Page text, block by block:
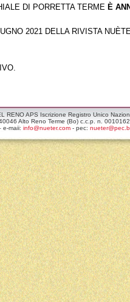
DI PORRETTA TERME È
2021 DELLA RIVISTA
RENO APS Iscrizione Registro Unico
Alto Reno Terme (Bo) c.c.p. n.
e-maii: info@nueter.com - pec: